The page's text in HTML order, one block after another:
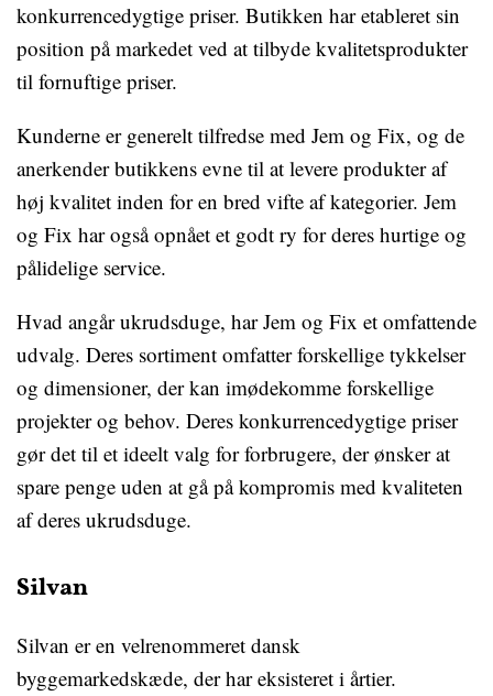
konkurrencedygtige priser. Butikken har etableret sin
position på markedet ved at tilbyde kvalitetsprodukter
til fornuftige priser.
Kunderne er generelt tilfredse med Jem og Fix, og de
anerkender butikkens evne til at levere produkter af
høj kvalitet inden for en bred vifte af kategorier. Jem
og Fix har også opnået et godt ry for deres hurtige og
pålidelige service.
Hvad angår ukrudsduge, har Jem og Fix et omfattende
udvalg. Deres sortiment omfatter forskellige tykkelser
og dimensioner, der kan imødekomme forskellige
projekter og behov. Deres konkurrencedygtige priser
gør det til et ideelt valg for forbrugere, der ønsker at
spare penge uden at gå på kompromis med kvaliteten
af deres ukrudsduge.
Silvan
Silvan er en velrenommeret dansk
byggemarkedskæde, der har eksisteret i årtier.